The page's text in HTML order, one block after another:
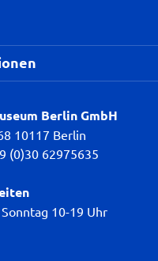
Berlin GmbH
10117 Berlin
(0)30 62975635
10-19 Uhr